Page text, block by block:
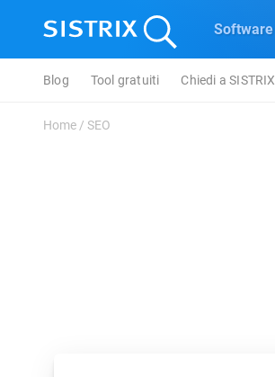
Software
Blog Tool gratuiti Chiedi a SISTRIX
Home / SEO